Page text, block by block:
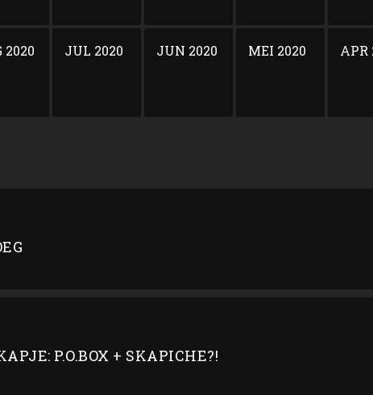
2020 JUL 2020 JUN 2020 MEI 2020 APR
P.O.BOX + SKAPICHE?!